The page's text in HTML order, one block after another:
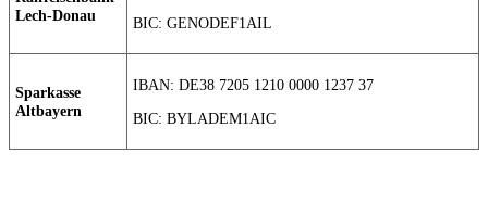
Lech-Donau
BIC: GENODEF1AIL
Sparkasse
Altbayern
IBAN: DE38 7205 1210 0000 1237 37
BIC: BYLADEM1AIC